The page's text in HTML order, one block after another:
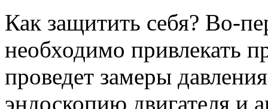
Как защитить себя? Во-
необходимо привлекать
проведет замеры
эндоскопию двигателя и